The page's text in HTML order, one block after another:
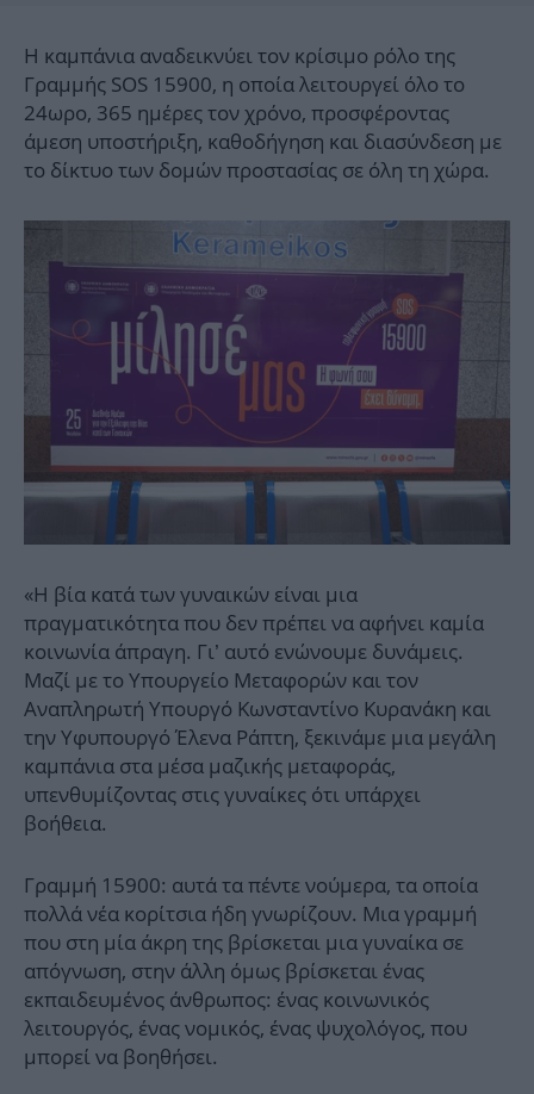
Η καμπάνια αναδεικνύει τον κρίσιμο ρόλο της
Γραμμής SOS 15900, η οποία λειτουργεί όλο το
24ωρο, 365 ημέρες τον χρόνο, προσφέροντας
άμεση υποστήριξη, καθοδήγηση και διασύνδεση με
το δίκτυο των δομών προστασίας σε όλη τη χώρα.
«Η βία κατά των γυναικών είναι μια
πραγματικότητα που δεν πρέπει να αφήνει καμία
κοινωνία άπραγη. Γι’ αυτό ενώνουμε δυνάμεις.
Μαζί με το Υπουργείο Μεταφορών και τον
Αναπληρωτή Υπουργό Κωνσταντίνο Κυρανάκη και
την Υφυπουργό Έλενα Ράπτη, ξεκινάμε μια μεγάλη
καμπάνια στα μέσα μαζικής μεταφοράς,
υπενθυμίζοντας στις γυναίκες ότι υπάρχει
βοήθεια.
Γραμμή 15900: αυτά τα πέντε νούμερα, τα οποία
πολλά νέα κορίτσια ήδη γνωρίζουν. Μια γραμμή
που στη μία άκρη της βρίσκεται μια γυναίκα σε
απόγνωση, στην άλλη όμως βρίσκεται ένας
εκπαιδευμένος άνθρωπος: ένας κοινωνικός
λειτουργός, ένας νομικός, ένας ψυχολόγος, που
μπορεί να βοηθήσει.